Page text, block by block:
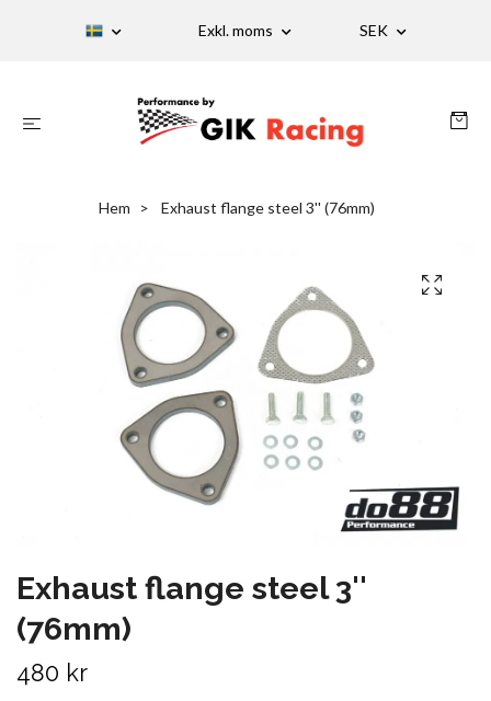
Exkl. moms SEK
Hem Exhaust flange steel 3'' (76mm)
Exhaust flange steel 3''
(76mm)
480 kr